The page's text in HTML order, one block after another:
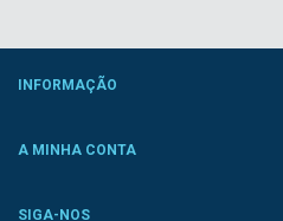
INFORMAÇÃO
A MINHA CONTA
SIGA-NOS